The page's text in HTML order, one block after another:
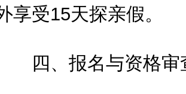
享受15天探亲假。
四、报名与资格审